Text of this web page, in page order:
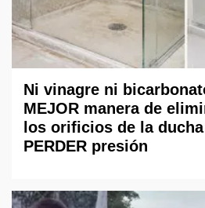
Ni vinagre ni
MEJOR manera de
los orificios de la
PERDER presión